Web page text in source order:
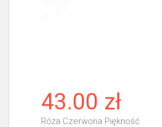
43.00 zł
Róża Czerwona Piękność